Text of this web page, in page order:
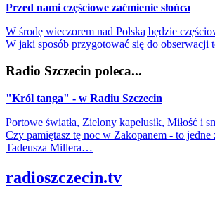
Przed nami częściowe zaćmienie słońca
W środę wieczorem nad Polską będzie
W jaki sposób przygotować się do obserwacji
Radio Szczecin poleca...
"Król tanga" - w Radiu Szczecin
Portowe światła, Zielony kapelusik, Miłość i
Czy pamiętasz tę noc w Zakopanem - to
Tadeusza Millera…
radioszczecin.tv